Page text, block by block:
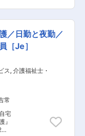
年
が
や
お
る
家
ら
細
導
。
／日勤と夜勤／
［Je］
ス, 介護福祉士・
常
宅
』